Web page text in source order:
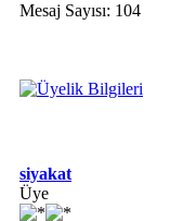
Mesaj Sayısı: 104
siyakat
Üye